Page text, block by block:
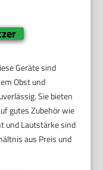
Geräte sind
Obst und
Sie bieten
gutes Zubehör wie
und Lautstärke sind
aus Preis und